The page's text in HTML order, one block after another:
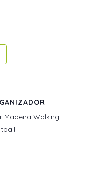
Madeira Walking